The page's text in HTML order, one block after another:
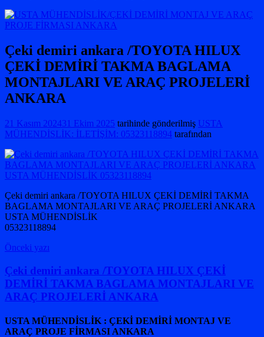
Çeki demiri ankara /TOYOTA HILUX
ÇEKİ DEMİRİ TAKMA BAGLAMA
MONTAJLARI VE ARAÇ PROJELERİ
ANKARA
21 Kasım 202431 Ekim 2025 tarihinde gönderilmiş USTA
MÜHENDİSLİK: İLETİŞİM: 05323118894 tarafından
Çeki demiri ankara /TOYOTA HILUX ÇEKİ DEMİRİ TAKMA
BAGLAMA MONTAJLARI VE ARAÇ PROJELERİ ANKARA
USTA MÜHENDİSLİK
05323118894
Yazı
gezinmesi
Önceki yazı
Çeki demiri ankara /TOYOTA HILUX ÇEKİ
DEMİRİ TAKMA BAGLAMA MONTAJLARI VE
ARAÇ PROJELERİ ANKARA
USTA MÜHENDİSLİK : ÇEKİ DEMİRİ MONTAJ VE
ARAÇ PROJE FİRMASI ANKARA